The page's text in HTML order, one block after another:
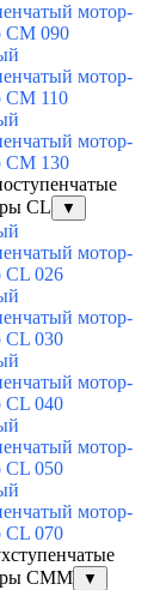
мотор-
CM 090
мотор-
CM 110
мотор-
CM 130
CL
▼
мотор-
CL 026
мотор-
CL 030
мотор-
CL 040
мотор-
CL 050
мотор-
CL 070
CMM
▼